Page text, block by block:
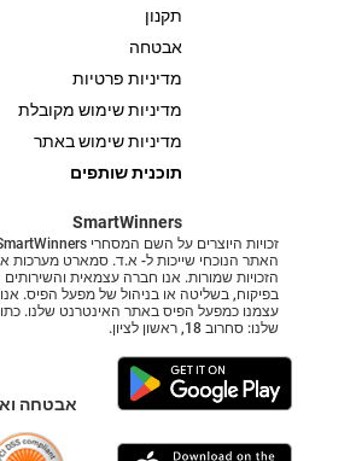
תקנון
אבטחה
מדיניות פרטיות
מדיניות שימוש מקובלת
מדיניות שימוש באתר
תוכנית שותפים
SmartWinners
האתר הנוכחי שייכות ל- א.ד. סמארט מערכות
הזכויות שמורות. אנו חברה עצמאית
בפיקוח, בשליטה או בניהול של מפעל הפיס.
עצמנו כמפעל הפיס באתר האינטרנט שלנו.
שלנו: סחרוב 18, ראשון לציון.
אבטחה